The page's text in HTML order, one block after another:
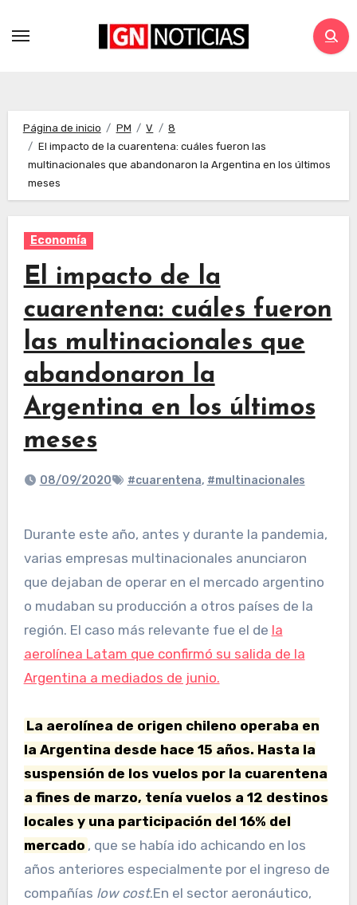
Página de inicio PM V
8
El impacto de la cuarentena: cuáles fueron las
multinacionales que abandonaron la Argentina en los últimos
meses
Economía
El impacto de la
cuarentena: cuáles fueron
las multinacionales que
abandonaron la
Argentina en los últimos
meses
08/09/2020 #cuarentena, #multinacionales
Durante este año, antes y durante la pandemia,
varias empresas multinacionales anunciaron
que dejaban de operar en el mercado argentino
o mudaban su producción a otros países de la
región. El caso más relevante fue el de la
aerolínea Latam que confirmó su salida de la
Argentina a mediados de junio.
La aerolínea de origen chileno operaba en
la Argentina desde hace 15 años. Hasta la
suspensión de los vuelos por la cuarentena
a fines de marzo, tenía vuelos a 12 destinos
locales y una participación del 16% del
mercado , que se había ido achicando en los
años anteriores especialmente por el ingreso de
compañías low cost.En el sector aeronáutico,